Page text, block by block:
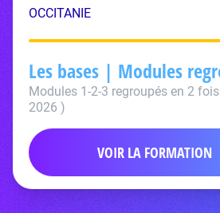
OCCITANIE
Les bases | Modules
Modules 1-2-3 regroupés en 2
2026 )
VOIR LA FORMATION